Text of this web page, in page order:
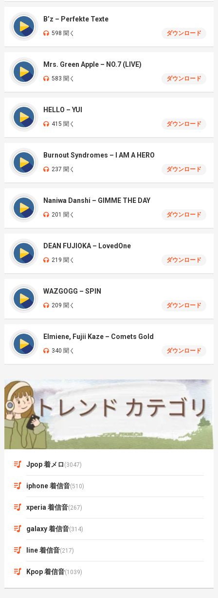
B’z – Perfekte Texte
598 聞く ダウンロード
Mrs. Green Apple – NO.7 (LIVE)
583 聞く ダウンロード
HELLO – YUI
415 聞く ダウンロード
Burnout Syndromes – I AM A HERO
237 聞く ダウンロード
Naniwa Danshi – GIMME THE DAY
201 聞く ダウンロード
DEAN FUJIOKA – LovedOne
219 聞く ダウンロード
WAZGOGG – SPIN
209 聞く ダウンロード
Elmiene, Fujii Kaze – Comets Gold
340 聞く ダウンロード
Jpop 着メロ (3047)
iphone 着信音(510)
xperia 着信音(267)
galaxy 着信音(314)
line 着信音(217)
Kpop 着信音(1039)